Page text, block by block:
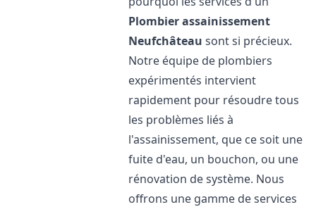
Plombier assainissement
Neufchâteau sont si précieux.
Notre équipe de plombiers
expérimentés intervient
rapidement pour résoudre tous
les problèmes liés à
l'assainissement, que ce soit une
fuite d'eau, un bouchon, ou une
rénovation de système. Nous
offrons une gamme de services